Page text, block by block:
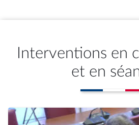
Interventions en
et en